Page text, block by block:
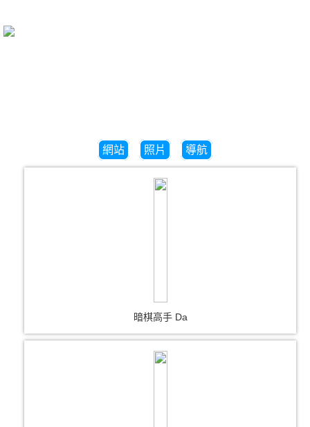
網站 照片 導航
暗棋高手 Da